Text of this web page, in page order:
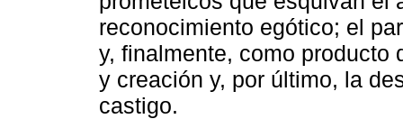
reconocimiento egótico; el
y, finalmente, como producto
y creación y, por último, la
castigo.